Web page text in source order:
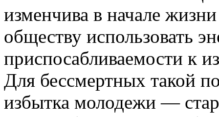
изменчива в начале
обществу использовать
приспосабливаемости к
Для бессмертных такой
избытка молодежи —